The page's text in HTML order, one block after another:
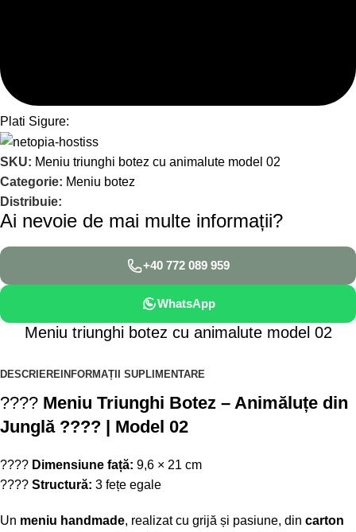
Plati Sigure:
SKU: Meniu triunghi botez cu animalute model 02
Categorie: Meniu botez
Distribuie:
Ai nevoie de mai multe informații?
+40 772 089 959
WhatsApp
Meniu triunghi botez cu animalute model 02
DESCRIERE INFORMAȚII SUPLIMENTARE
???? Meniu Triunghi Botez – Animăluțe din
Junglă ???? | Model 02
???? Dimensiune față: 9,6 × 21 cm
???? Structură: 3 fețe egale
Un meniu handmade, realizat cu grijă și pasiune, din carton